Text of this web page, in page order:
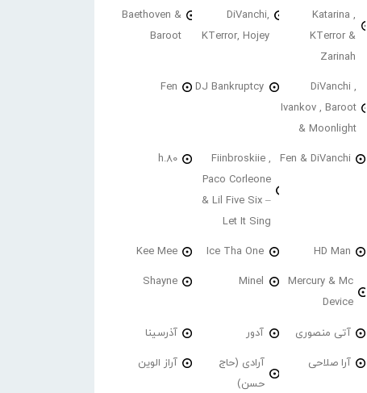
Katarina ,
KTerror &
Zarinah
DiVanchi,
KTerror, Hojey
Baethoven &
Baroot
DiVanchi ,
Ivankov , Baroot
& Moonlight
DJ Bankruptcy
Fen
Fen & DiVanchi
Fiinbroskiie ,
Paco Corleone
& Lil Five Six –
Let It Sing
h.80
HD Man
Ice Tha One
Kee Mee
Mercury & Mc
Device
Minel
Shayne
آتی منصوری آدور آذرسینا
آرا صلاحی
آرادی (حاج
حسن)
آراز الوین